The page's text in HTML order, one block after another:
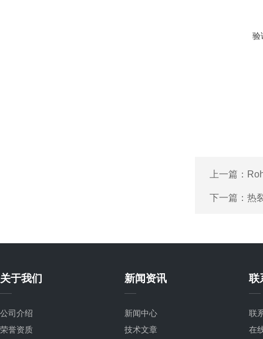
验
上一篇：
下一篇： 热
关于我们
公司介绍
荣誉资质
新闻资讯
新闻中心
技术文章
联
联
在